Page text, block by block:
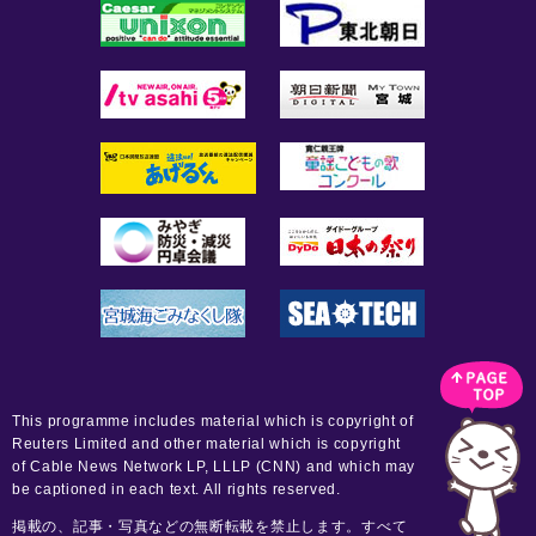
This programme includes material which is copyright of
Reuters Limited and other material which is copyright
of Cable News Network LP, LLLP (CNN) and which may
be captioned in each text. All rights reserved.
掲載の、記事・写真などの無断転載を禁止します。すべて